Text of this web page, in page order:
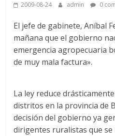
2009-08-24 admin 0
El jefe de gabinete, Aníbal
mañana que el gobierno
emergencia agropecuaria
de muy mala factura».
La ley reduce
distritos en la provincia de
decisión del gobierno ya
dirigentes ruralistas que